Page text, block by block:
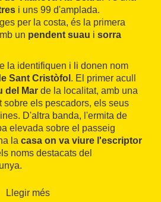
i uns 99 d'amplada.
per la costa, és la primera
un pendent suau i sorra
la identifiquen i li donen nom
Sant Cristòfol . El primer acull
del Mar de la localitat, amb una
sobre els pescadors, els seus
D'altra banda, l'ermita de
elevada sobre el passeig
la casa on va viure l'escriptor
noms destacats del
lloguer de para-sols, gandules,
Llegir més